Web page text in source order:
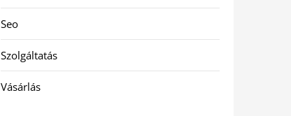
Seo
Szolgáltatás
Vásárlás